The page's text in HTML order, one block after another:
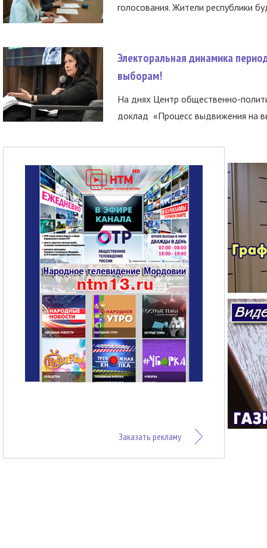
голосования. Жители республики
Электоральная динамика
выборам!
На днях Центр общественно-
доклад «Процесс выдвижения на
Заказать рекламу